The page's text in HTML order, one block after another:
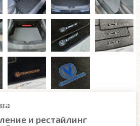
и рестайлинг